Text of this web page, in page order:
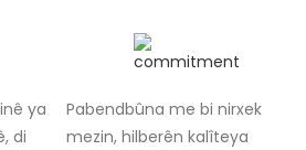
ya
di
Pabendbûna me bi nirxek
mezin, hilberên kalîteya